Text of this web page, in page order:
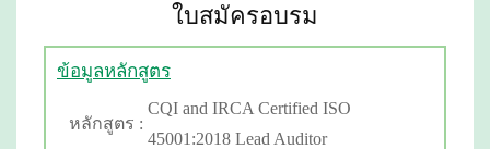
ใบสมัครอบรม
ข้อมูลหลักสูตร
หลักสูตร :
CQI and IRCA Certified ISO
45001:2018 Lead Auditor